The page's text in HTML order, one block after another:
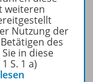
weiteren
Nutzung der
des
in diese
S. 1 a)